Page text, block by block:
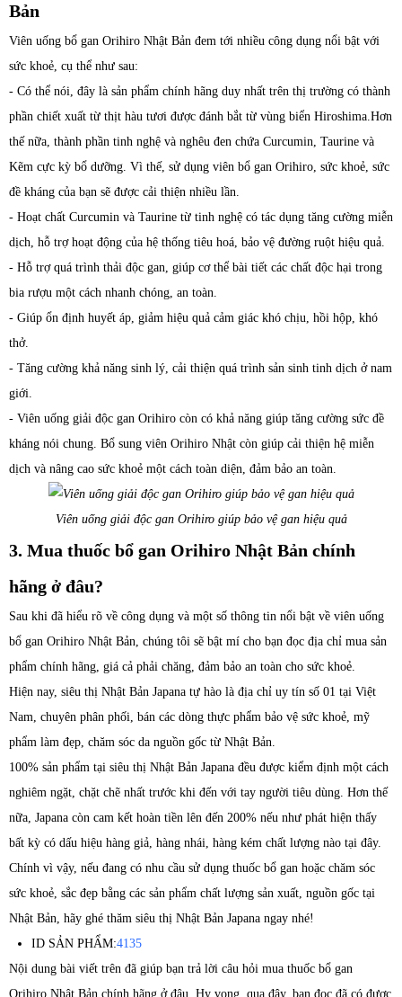
Bản
Viên uống bổ gan Orihiro Nhật Bản đem tới nhiều công dụng nổi bật với
sức khoẻ, cụ thể như sau:
- Có thể nói, đây là sản phẩm chính hãng duy nhất trên thị trường có thành
phần chiết xuất từ thịt hàu tươi được đánh bắt từ vùng biển Hiroshima.Hơn
thế nữa, thành phần tinh nghệ và nghêu đen chứa Curcumin, Taurine và
Kẽm cực kỳ bổ dưỡng. Vì thế, sử dụng viên bổ gan Orihiro, sức khoẻ, sức
đề kháng của bạn sẽ được cải thiện nhiều lần.
- Hoạt chất Curcumin và Taurine từ tinh nghệ có tác dụng tăng cường miễn
dịch, hỗ trợ hoạt động của hệ thống tiêu hoá, bảo vệ đường ruột hiệu quả.
- Hỗ trợ quá trình thải độc gan, giúp cơ thể bài tiết các chất độc hại trong
bia rượu một cách nhanh chóng, an toàn.
- Giúp ổn định huyết áp, giảm hiệu quả cảm giác khó chịu, hồi hộp, khó
thở.
- Tăng cường khả năng sinh lý, cải thiện quá trình sản sinh tinh dịch ở nam
giới.
- Viên uống giải độc gan Orihiro còn có khả năng giúp tăng cường sức đề
kháng nói chung. Bổ sung viên Orihiro Nhật còn giúp cải thiện hệ miễn
dịch và nâng cao sức khoẻ một cách toàn diện, đảm bảo an toàn.
Viên uống giải độc gan Orihiro giúp bảo vệ gan hiệu quả
3. Mua thuốc bổ gan Orihiro Nhật Bản chính
hãng ở đâu?
Sau khi đã hiểu rõ về công dụng và một số thông tin nổi bật về viên uống
bổ gan Orihiro Nhật Bản, chúng tôi sẽ bật mí cho bạn đọc địa chỉ mua sản
phẩm chính hãng, giá cả phải chăng, đảm bảo an toàn cho sức khoẻ.
Hiện nay, siêu thị Nhật Bản Japana tự hào là địa chỉ uy tín số 01 tại Việt
Nam, chuyên phân phối, bán các dòng thực phẩm bảo vệ sức khoẻ, mỹ
phẩm làm đẹp, chăm sóc da nguồn gốc từ Nhật Bản.
100% sản phẩm tại siêu thị Nhật Bản Japana đều được kiểm định một cách
nghiêm ngặt, chặt chẽ nhất trước khi đến với tay người tiêu dùng. Hơn thế
nữa, Japana còn cam kết hoàn tiền lên đến 200% nếu như phát hiện thấy
bất kỳ có dấu hiệu hàng giả, hàng nhái, hàng kém chất lượng nào tại đây.
Chính vì vậy, nếu đang có nhu cầu sử dụng thuốc bổ gan hoặc chăm sóc
sức khoẻ, sắc đẹp bằng các sản phẩm chất lượng sản xuất, nguồn gốc tại
Nhật Bản, hãy ghé thăm siêu thị Nhật Bản Japana ngay nhé!
ID SẢN PHẨM:4135
Nội dung bài viết trên đã giúp bạn trả lời câu hỏi mua thuốc bổ gan
Orihiro Nhật Bản chính hãng ở đâu. Hy vọng, qua đây, bạn đọc đã có được